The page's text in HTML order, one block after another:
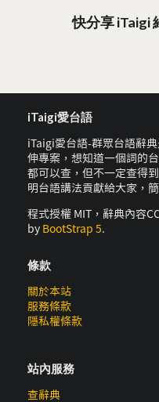
快分享 iTaigi
iTaigi愛台語
iTaigi愛台語-群眾台語辭
伸專案，想知道一個詞的
都可以查，但不一定查得
明台語講法貢獻給大家，
程式授權 MIT，辭典內容
by BootStrap 5.
條款
關於本站
服務條款
隱私權條款
站內服務
查辭典